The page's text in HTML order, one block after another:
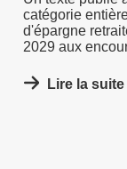
catégorie
d'épargne
2029 aux
Lire la suite